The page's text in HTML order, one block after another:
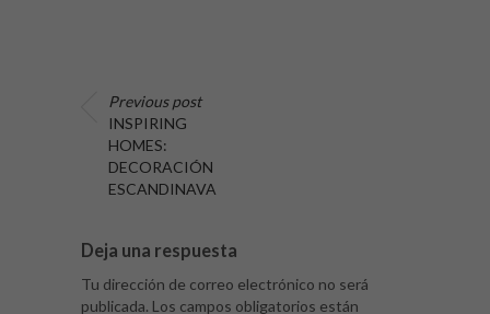
Previous post
INSPIRING
HOMES:
DECORACIÓN
ESCANDINAVA
Deja una respuesta
Tu dirección de correo electrónico no será
publicada. Los campos obligatorios están